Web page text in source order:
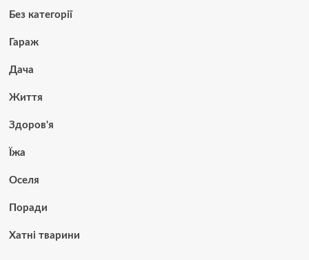
Без категорії
Гараж
Дача
Життя
Здоров'я
Їжа
Оселя
Поради
Хатні тварини